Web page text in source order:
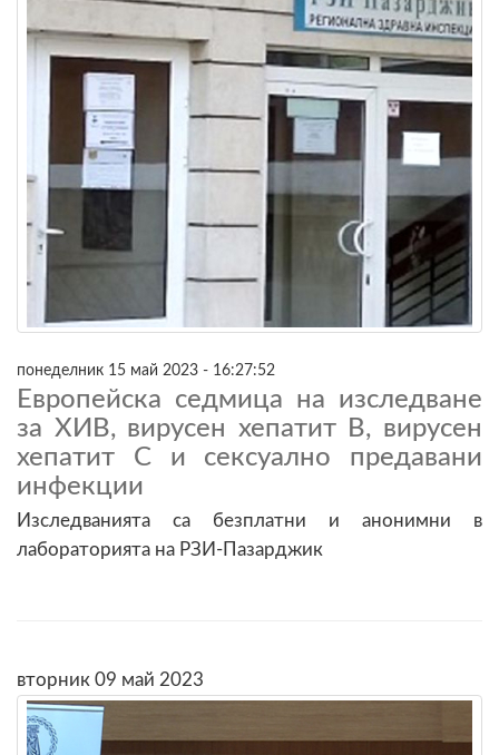
понеделник 15 май 2023 - 16:27:52
Eвропейска седмица на изследване
за ХИВ, вирусен хепатит B, вирусен
хепатит C и сексуално предавани
инфекции
Изследванията са безплатни и анонимни в
лабораторията на РЗИ-Пазарджик
вторник 09 май 2023